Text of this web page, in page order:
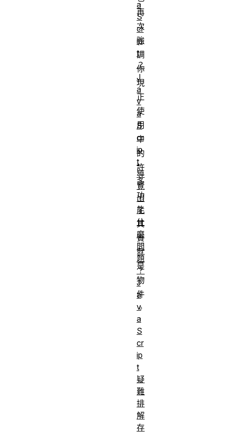
再
次
強
調
你
現
正
使
用
中
的
許
多
功
能
其
實
就
是
物
件
。
必要
條
件：
a
S
cr
ip
t
？
J
a
v
a
S
cr
ip
t
導
覽
出
了
什
麼
問
題
？
J
a
v
a
S
cr
ip
t
疑
難
排
解
存